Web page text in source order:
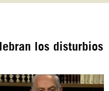
Viber: +98 921 79 29 404
hispan_tv
nexo_latino
los disturbios